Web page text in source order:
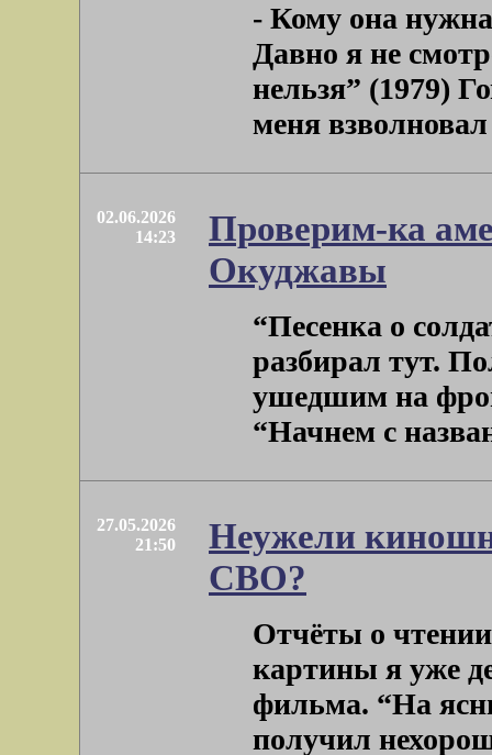
- Кому она
Давно я не
нельзя” (1979)
меня
02.06.2026
14:23
Проверим-ка
Окуджавы
“Песенка о
разбирал тут.
ушедшим на
“Начнем с
27.05.2026
21:50
Неужели
СВО?
Отчёты о
картины я уже
фильма. “На
получил